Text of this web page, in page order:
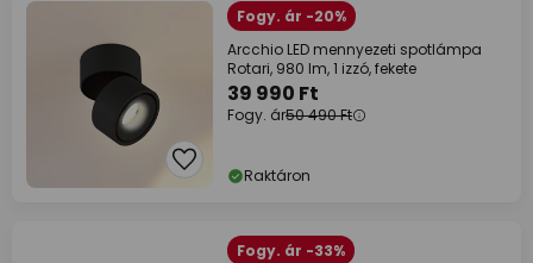
Fogy. ár -20%
Arcchio LED mennyezeti spotlámpa
Rotari, 980 lm, 1 izzó, fekete
39 990 Ft
Fogy. ár50 490 Ft
Raktáron
Fogy. ár -33%